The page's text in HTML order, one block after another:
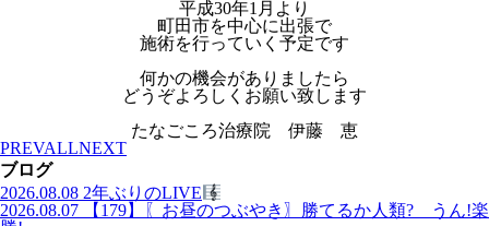
平成30年1月より
町田市を中心に出張で
施術を行っていく予定です
何かの機会がありましたら
どうぞよろしくお願い致します
たなごころ治療院 伊藤 恵
PREVALLNEXT
ブログ
2026.08.08 2年ぶりのLIVE
2026.08.07
【179】〖お昼のつぶやき〗勝てるか人類? うん!楽